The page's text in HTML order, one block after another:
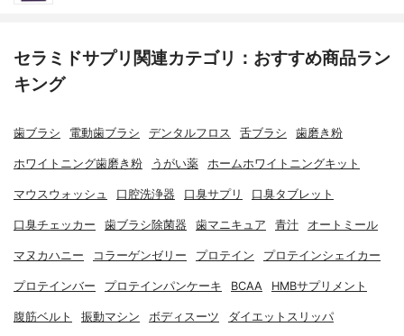
セラミドサプリ関連カテゴリ：おすすめ商品ラン
キング
歯ブラシ 電動歯ブラシ デンタルフロス 舌ブラシ 歯磨き粉
ホワイトニング歯磨き粉 うがい薬 ホームホワイトニングキット
マウスウォッシュ 口腔洗浄器 口臭サプリ 口臭タブレット
口臭チェッカー 歯ブラシ除菌器 歯マニキュア 青汁 オートミール
マヌカハニー コラーゲンゼリー プロテイン プロテインシェイカー
プロテインバー プロテインパンケーキ BCAA HMBサプリメント
腹筋ベルト 振動マシン ボディスーツ ダイエットスリッパ